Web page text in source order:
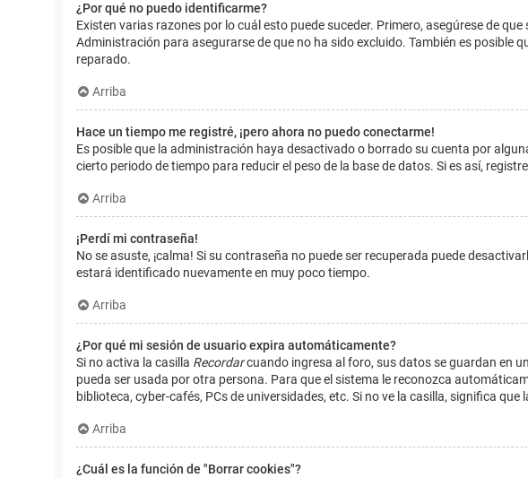
¿Por qué no puedo identificarme?
Existen varias razones por lo cuál esto puede suceder. Primero, asegúrese de
Administración para asegurarse de que no ha sido excluido. También es
reparado.
Arriba
Hace un tiempo me registré, ¡pero ahora no puedo conectarme!
Es posible que la administración haya desactivado o borrado su cuenta por
cierto periodo de tiempo para reducir el peso de la base de datos. Si es así,
Arriba
¡Perdí mi contraseña!
No se asuste, ¡calma! Si su contraseña no puede ser recuperada puede
estará identificado nuevamente en muy poco tiempo.
Arriba
¿Por qué mi sesión de usuario expira automáticamente?
Si no activa la casilla Recordarcuando ingresa al foro, sus datos se guardan en
pueda ser usada por otra persona. Para que el sistema le reconozca
biblioteca, cyber-cafés, PCs de universidades, etc. Si no ve la casilla, significa
Arriba
¿Cuál es la función de "Borrar cookies"?